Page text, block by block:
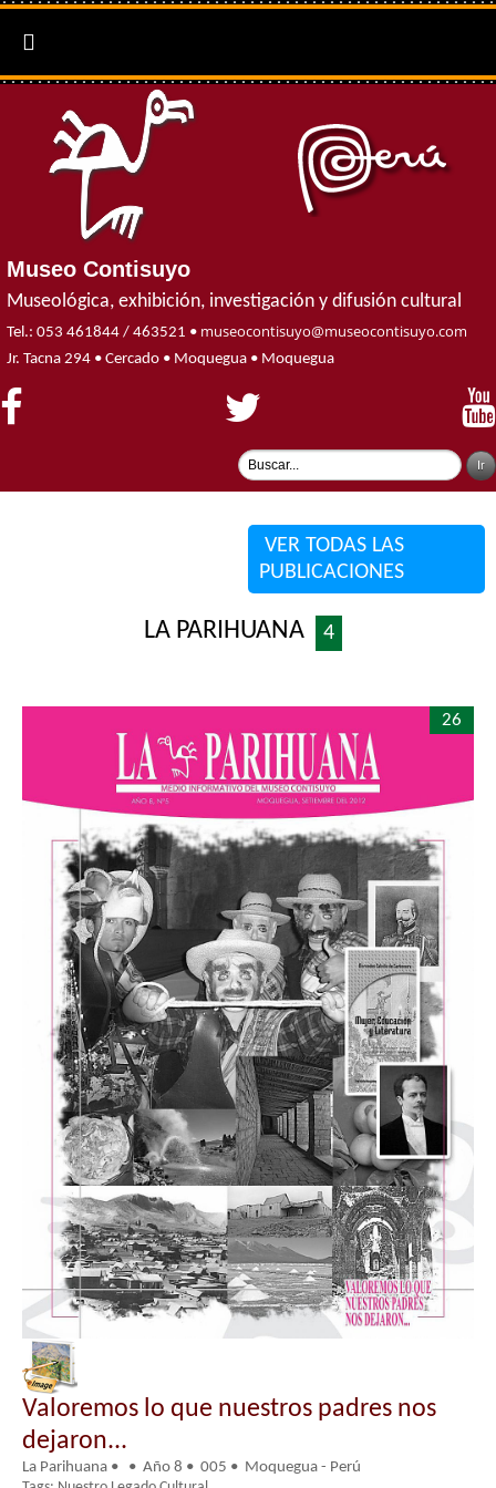

Museo Contisuyo
Museológica, exhibición, investigación y difusión cultural
Tel.: 053 461844 / 463521 • museocontisuyo@museocontisuyo.com
Jr. Tacna 294 • Cercado • Moquegua • Moquegua
LA PARIHUANA 4
VER TODAS LAS
PUBLICACIONES
26
Valoremos lo que nuestros padres nos
dejaron...
La Parihuana • • Año 8 • 005 • Moquegua - Perú